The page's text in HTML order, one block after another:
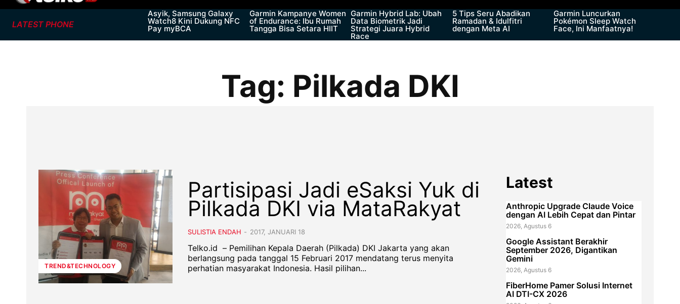
LATEST PHONE
Asyik, Samsung Galaxy
Watch8 Kini Dukung NFC
Pay myBCA
Garmin Kampanye Women
of Endurance: Ibu Rumah
Tangga Bisa Setara HIIT
Garmin Hybrid Lab: Ubah
Data Biometrik Jadi
Strategi Juara Hybrid
Race
5 Tips Seru Abadikan
Ramadan & Idulfitri
dengan Meta AI
Garmin Luncurkan
Pokémon Sleep Watch
Face, Ini Manfaatnya!
Tag: Pilkada DKI
TREND&TECHNOLOGY
Partisipasi Jadi eSaksi Yuk di
Pilkada DKI via MataRakyat
SULISTIA ENDAH - 2017, JANUARI 18
Telko.id – Pemilihan Kepala Daerah (Pilkada) DKI Jakarta yang akan
berlangsung pada tanggal 15 Februari 2017 mendatang terus menyita
perhatian masyarakat Indonesia. Hasil pilihan...
Latest
Anthropic Upgrade Claude Voice
dengan AI Lebih Cepat dan Pintar
2026, Agustus 6
Google Assistant Berakhir
September 2026, Digantikan
Gemini
2026, Agustus 6
FiberHome Pamer Solusi Internet
AI DTI-CX 2026